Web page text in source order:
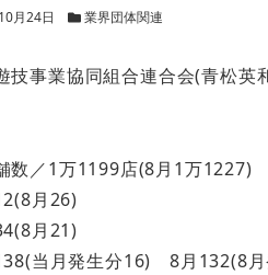
月24日 カテゴリー
業界団体関連
技事業協同組合連合会(青松
数／1万1199店(8月1万1227)
月26)
月21)
当月発生分16) 8月132(8